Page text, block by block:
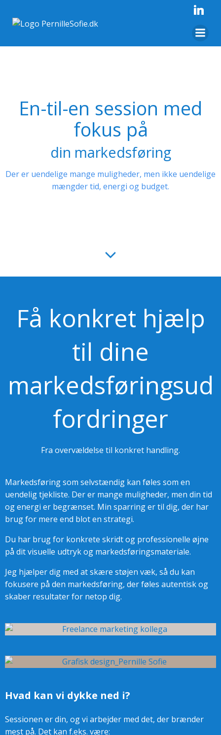
En-til-en session med
fokus på
din markedsføring
Der er uendelige mange muligheder, men ikke uendelige
mængder tid, energi og budget.
Få konkret hjælp
til dine
markedsføringsud
fordringer
Fra overvældelse til konkret handling.
Markedsføring som selvstændig kan føles som en
uendelig tjekliste. Der er mange muligheder, men din tid
og energi er begrænset. Min sparring er til dig, der har
brug for mere end blot en strategi.
Du har brug for konkrete skridt og professionelle øjne
på dit visuelle udtryk og markedsføringsmateriale.
Jeg hjælper dig med at skære støjen væk, så du kan
fokusere på den markedsføring, der føles autentisk og
skaber resultater for netop dig.
Hvad kan vi dykke ned i?
Sessionen er din, og vi arbejder med det, der brænder
mest på. Det kan f.eks. være: